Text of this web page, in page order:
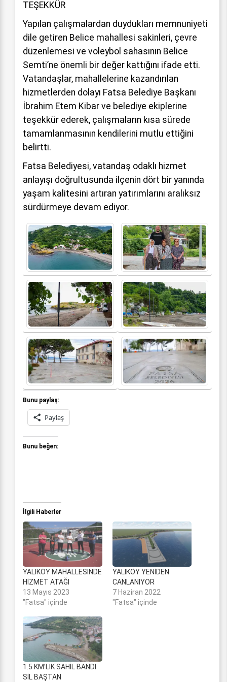
TEŞEKKÜR
Yapılan çalışmalardan duydukları memnuniyeti
dile getiren Belice mahallesi sakinleri, çevre
düzenlemesi ve voleybol sahasının Belice
Semti’ne önemli bir değer kattığını ifade etti.
Vatandaşlar, mahallelerine kazandırılan
hizmetlerden dolayı Fatsa Belediye Başkanı
İbrahim Etem Kibar ve belediye ekiplerine
teşekkür ederek, çalışmaların kısa sürede
tamamlanmasının kendilerini mutlu ettiğini
belirtti.
Fatsa Belediyesi, vatandaş odaklı hizmet
anlayışı doğrultusunda ilçenin dört bir yanında
yaşam kalitesini artıran yatırımlarını aralıksız
sürdürmeye devam ediyor.
Bunu paylaş:
Paylaş
Bunu beğen:
İlgili Haberler
YALIKÖY MAHALLESİNDE
HİZMET ATAĞI
13 Mayıs 2023
"Fatsa" içinde
YALIKÖY YENİDEN
CANLANIYOR
7 Haziran 2022
"Fatsa" içinde
1.5 KM’LİK SAHİL BANDI
SİL BAŞTAN